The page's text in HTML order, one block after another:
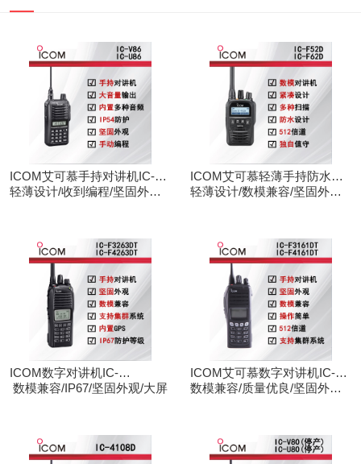
ICOM艾可慕手持对讲机IC-
V86/U86
轻薄设计/收到编程/坚固外观/
ICOM艾可慕轻薄手持防水对
讲机IC-F52D
轻薄设计/数模兼容/坚固外观/
ICOM数字对讲机IC-
F3263DT/IC-F4263DT
数模兼容/IP67/坚固外观/大屏
ICOM艾可慕数字对讲机IC-
F3161D IC-F4161D
数模兼容/质量优良/坚固外观/